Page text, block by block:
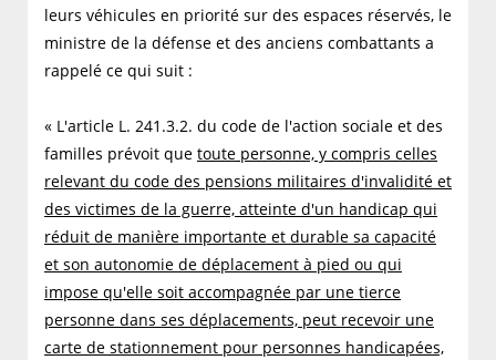
leurs véhicules en priorité sur des espaces réservés, le
ministre de la défense et des anciens combattants a
rappelé ce qui suit :
« L'article L. 241.3.2. du code de l'action sociale et des
familles prévoit que toute personne, y compris celles
relevant du code des pensions militaires d'invalidité et
des victimes de la guerre, atteinte d'un handicap qui
réduit de manière importante et durable sa capacité
et son autonomie de déplacement à pied ou qui
impose qu'elle soit accompagnée par une tierce
personne dans ses déplacements, peut recevoir une
carte de stationnement pour personnes handicapées,